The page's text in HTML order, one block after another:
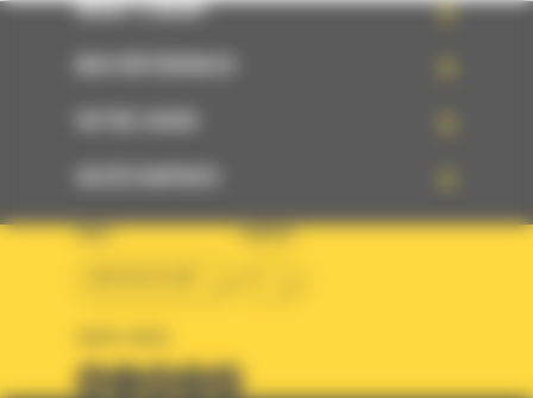
WHAT’S NEW?
PAYS LANGUE